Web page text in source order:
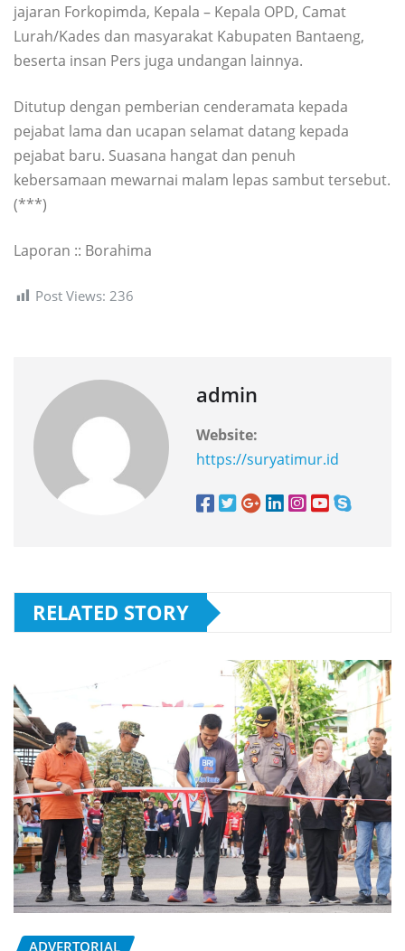
jajaran Forkopimda, Kepala – Kepala OPD, Camat
Lurah/Kades dan masyarakat Kabupaten Bantaeng,
beserta insan Pers juga undangan lainnya.
Ditutup dengan pemberian cenderamata kepada
pejabat lama dan ucapan selamat datang kepada
pejabat baru. Suasana hangat dan penuh
kebersamaan mewarnai malam lepas sambut tersebut.
(***)
Laporan :: Borahima
Post Views: 236
admin
Website:
https://suryatimur.id
RELATED STORY
ADVERTORIAL